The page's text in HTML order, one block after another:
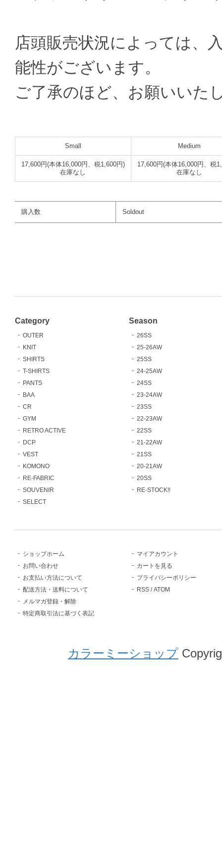
店頭販売状況によっては、
能性がございます。
ご了承のほど、お願いいた
Small Medium
17,600円(本体16,000円、税1,600円)
在庫なし
17,600円(本体16,000円、税
在庫なし
購入数 Soldout
Category
OUTER
KNIT
SHIRTS
T-SHIRTS
PANTS
BAA
CR
GYM
RETRO ACTIVE
DCP
VEST
KOMONO
RE-FABRIC
SOUVENIR
SELECT
Season
26SS
25-26AW
25SS
24-25AW
24SS
23-24AW
23SS
22-23AW
22SS
21-22AW
21SS
20-21AW
20SS
RE-STOCK!!
ショップホーム
お問い合わせ
お支払い方法について
配送方法・送料について
メルマガ登録・解除
特定商取引法に基づく表記
マイアカウント
カートを見る
プライバシーポリシー
RSS /ATOM
カラーミーショップ